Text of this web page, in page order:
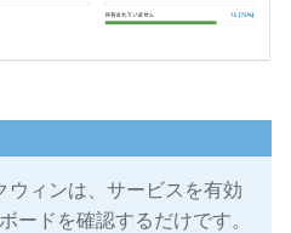
ウィンは、サービスを有効
ードを確認するだけです。